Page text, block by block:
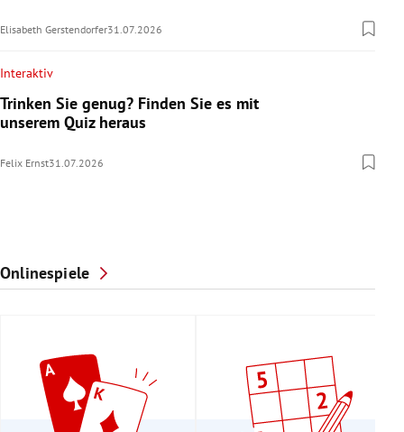
Elisabeth Gerstendorfer31.07.2026
Interaktiv
Trinken Sie genug? Finden Sie es mit
unserem Quiz heraus
Felix Ernst31.07.2026
Onlinespiele